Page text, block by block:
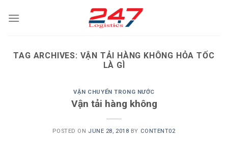
TAG ARCHIVES: VẬN TẢI HÀNG KHÔNG HỎA TỐC
LÀ GÌ
VẬN CHUYỂN TRONG NƯỚC
Vận tải hàng không
POSTED ON JUNE 28, 2018 BY CONTENT02